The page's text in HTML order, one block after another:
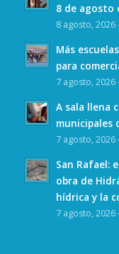
8 de agosto
8 agosto, 2026
Más
para
7 agosto, 2026
A sala llena
municipales
7 agosto, 2026
San Rafael:
obra de
hídrica y la
7 agosto, 2026